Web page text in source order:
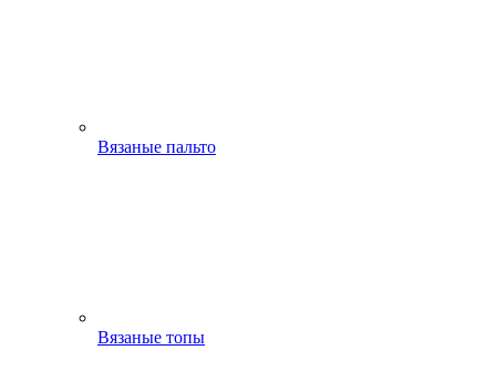
Вязаные пальто
Вязаные топы